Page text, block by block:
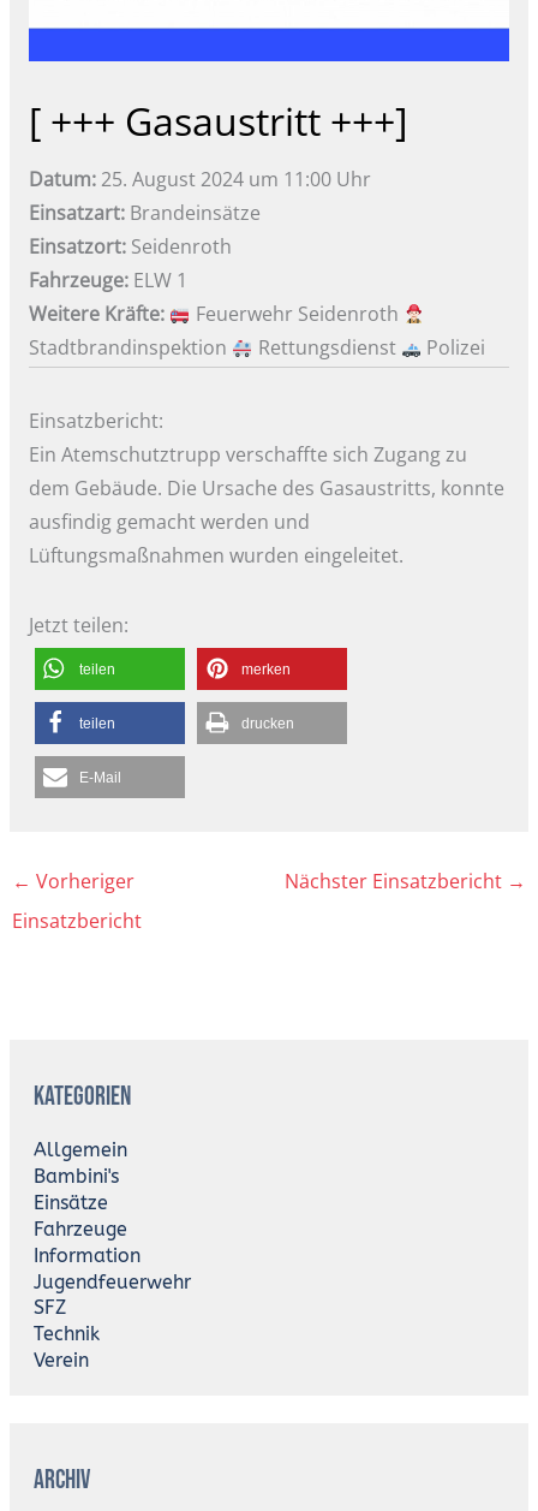
[ +++ Gasaustritt +++]
Datum:25. August 2024 um 11:00 Uhr
Einsatzart:Brandeinsätze
Einsatzort:Seidenroth
Fahrzeuge:ELW 1
Weitere Kräfte:
Feuerwehr Seidenroth
Stadtbrandinspektion
Rettungsdienst Polizei
Einsatzbericht:
Ein Atemschutztrupp verschaffte sich Zugang zu
dem Gebäude. Die Ursache des Gasaustritts, konnte
ausfindig gemacht werden und
Lüftungsmaßnahmen wurden eingeleitet.
Jetzt teilen:
teilen merken
teilen drucken
E-Mail
← Vorheriger
Einsatzbericht
Nächster Einsatzbericht →
Kategorien
Allgemein
Bambini's
Einsätze
Fahrzeuge
Information
Jugendfeuerwehr
SFZ
Technik
Verein
Archiv
c
v